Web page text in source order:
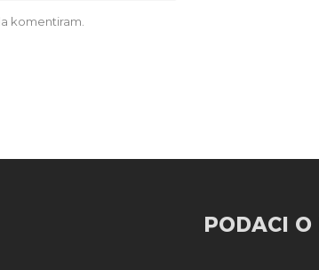
komentiram.
PODACI O